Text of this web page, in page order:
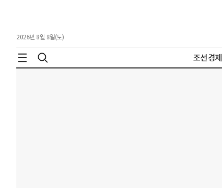
2026년 8월 8일(토)
조선경제